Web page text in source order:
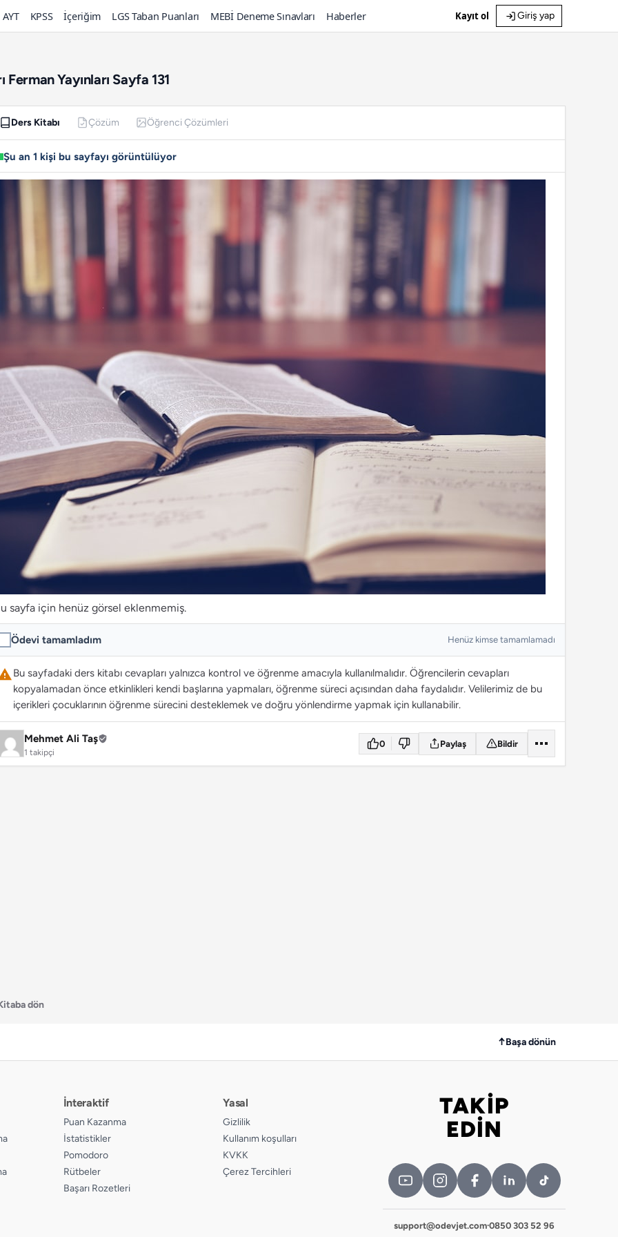
AYT KPSS İçeriğim LGS Taban Puanları MEBİ Deneme Sınavları Haberler Kayıt ol Giriş yap
Yayınları Sayfa 131
Ders Kitabı Çözüm Öğrenci Çözümleri
Şu an 1 kişi bu sayfayı görüntülüyor
sayfa için henüz görsel eklenmemiş.
Ödevi tamamladım Henüz kimse tamamlamadı
Bu sayfadaki ders kitabı cevapları yalnızca kontrol ve öğrenme amacıyla kullanılmalıdır. Öğrencilerin cevapları
kopyalamadan önce etkinlikleri kendi başlarına yapmaları, öğrenme süreci açısından daha faydalıdır. Velilerimiz de bu
içerikleri çocuklarının öğrenme sürecini desteklemek ve doğru yönlendirme yapmak için kullanabilir.
Mehmet Ali Taş
1 takipçi
0 Paylaş Bildir
dön
↑Başa dönün
İnteraktif
Puan Kazanma
İstatistikler
Pomodoro
Rütbeler
Başarı Rozetleri
Yasal
Gizlilik
Kullanım koşulları
KVKK
Çerez Tercihleri
Bizi takip edin
TAKİP
EDİN
support@odevjet.com·0850 303 52 96